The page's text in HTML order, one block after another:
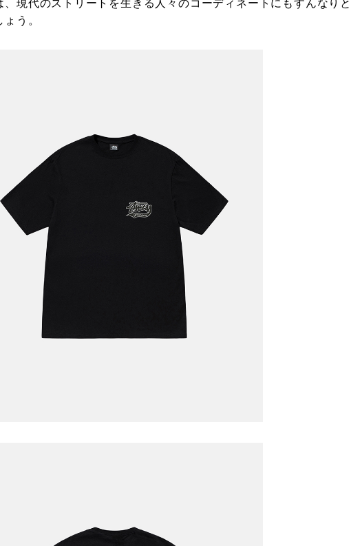
現代のストリートを生きる人々のコーディネートにもすんなりと
う。